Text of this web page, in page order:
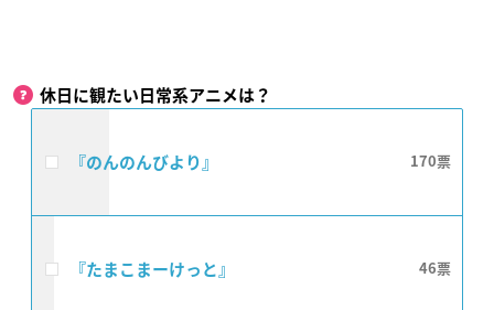
休日に観たい日常系アニメは？
『のんのんびより』 170
『たまこまーけっと』 46